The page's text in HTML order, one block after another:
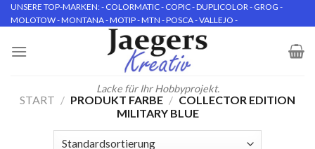
Skip
to
UNSERE TOP-MARKEN: - COLORMATIC - COPIC - DUPLICOLOR - GROG -
MOLOTOW - MONTANA - MOTIP - MTN - POSCA - VALLEJO -
Lacke für Ihr Hobbyprojekt.
START / PRODUKT FARBE / COLLECTOR EDITION
MILITARY BLUE